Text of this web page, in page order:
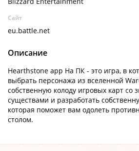
Сайт
eu.battle.net
Описание
Hearthstone app На ПК - это игра, в
выбрать персонажа из вселенной
собственную колоду игровых карт со
существами и разработать
которая поможет вам одолеть
столом.